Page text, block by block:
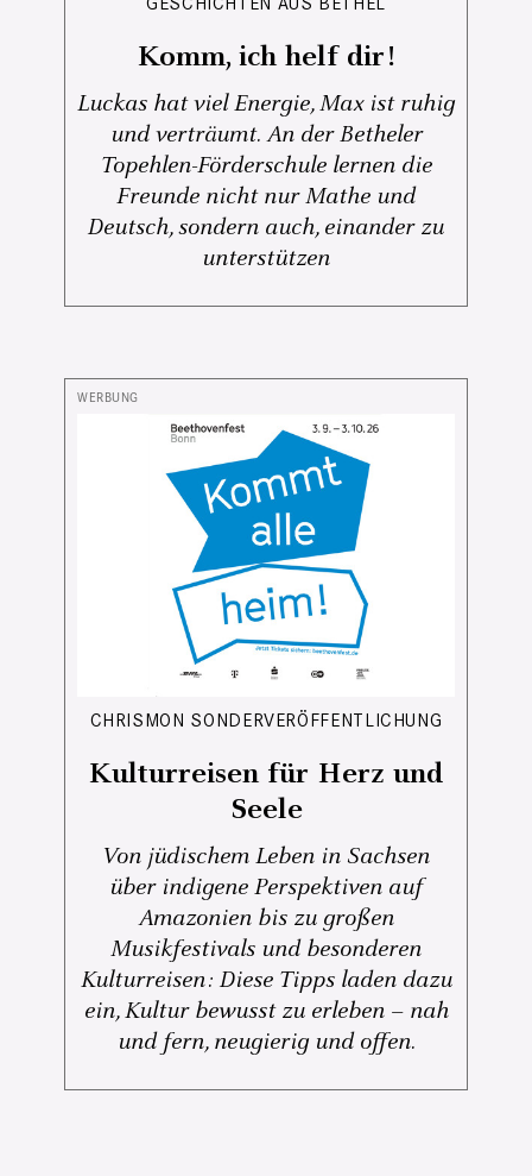
Komm, ich helf dir!
Luckas hat viel Energie, Max ist ruhig
und verträumt. An der Betheler
Topehlen-Förderschule lernen die
Freunde nicht nur Mathe und
Deutsch, sondern auch, einander zu
unterstützen
CHRISMON SONDERVERÖFFENTLICHUNG
Kulturreisen für Herz und
Seele
Von jüdischem Leben in Sachsen
über indigene Perspektiven auf
Amazonien bis zu großen
Musikfestivals und besonderen
Kulturreisen: Diese Tipps laden dazu
ein, Kultur bewusst zu erleben – nah
und fern, neugierig und offen.